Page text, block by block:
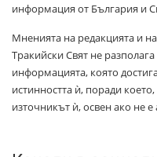
информация от България и
Мненията на редакцията и
Тракийски Свят не
информацията, която
истинността ѝ, поради
източникът ѝ, освен ако не е